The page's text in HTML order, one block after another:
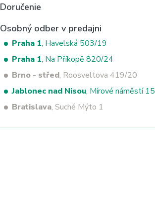
Doručenie
Osobný odber v predajni
Praha 1, Havelská 503/19
Praha 1, Na Příkopě 820/24
Brno - střed, Roosveltova 419/20
Jablonec nad Nisou, Mírové náměstí 15
Bratislava, Suché Mýto 1